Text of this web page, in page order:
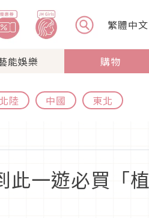
繁體中文
能娛樂 購物
陸 中國 東北
此一遊必買「植